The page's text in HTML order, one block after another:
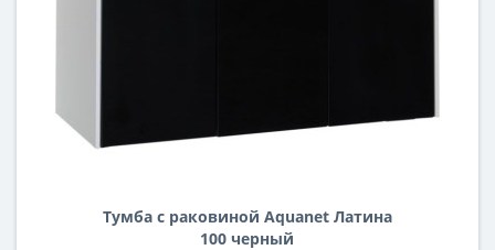
Тумба с раковиной Aquanet Латина
100 черный